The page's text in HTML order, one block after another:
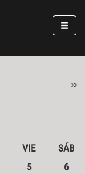
»
VIE
SÁB
5
6